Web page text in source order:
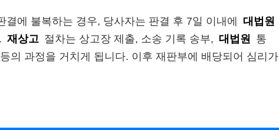
결에 불복하는 경우, 당사자는 판결 후 7일 이내에 대법원
재상고 절차는 상고장 제출, 소송 기록 송부, 대법원
통
의 과정을 거치게 됩니다. 이후 재판부에 배당되어 심리가